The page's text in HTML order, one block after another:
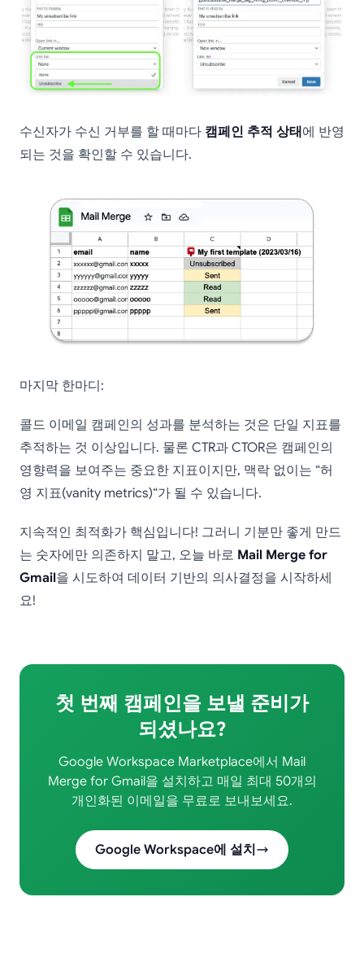
수신자가 수신 거부를 할 때마다 캠페인 추적 상태 에 반영
되는 것을 확인할 수 있습니다.
마지막 한마디:
콜드 이메일 캠페인의 성과를 분석하는 것은 단일 지표를
추적하는 것 이상입니다. 물론 CTR과 CTOR은 캠페인의
영향력을 보여주는 중요한 지표이지만, 맥락 없이는 “허
영 지표(vanity metrics)“가 될 수 있습니다.
지속적인 최적화가 핵심입니다! 그러니 기분만 좋게 만드
는 숫자에만 의존하지 말고, 오늘 바로 Mail Merge for
Gmail을 시도하여 데이터 기반의 의사결정을 시작하세
요!
첫 번째 캠페인을 보낼 준비가
되셨나요?
Google Workspace Marketplace에서 Mail
Merge for Gmail을 설치하고 매일 최대 50개의
개인화된 이메일을 무료로 보내보세요.
Google Workspace에 설치